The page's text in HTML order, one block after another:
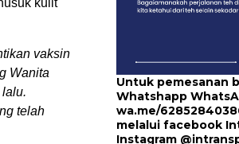
kulit
vaksin
Wanita
telah
Untuk pemesanan
Whatshapp
wa.me/
melalui facebook
Instagram